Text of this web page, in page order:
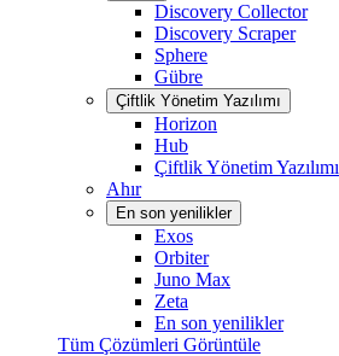
Discovery Collector
Discovery Scraper
Sphere
Gübre
Çiftlik Yönetim Yazılımı
Horizon
Hub
Çiftlik Yönetim Yazılımı
Ahır
En son yenilikler
Exos
Orbiter
Juno Max
Zeta
En son yenilikler
Tüm Çözümleri Görüntüle